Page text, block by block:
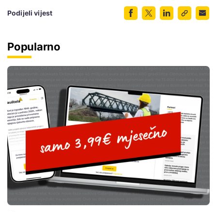
Podijeli vijest
Popularno